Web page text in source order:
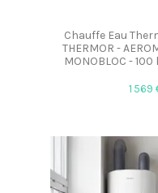
Chauffe Eau
THERMOR -
MONOBLOC -
1 569